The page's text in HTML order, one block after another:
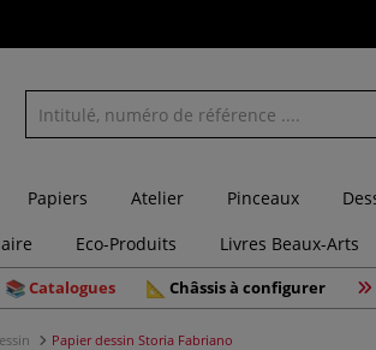
Papiers Atelier Pinceaux
Eco-Produits Livres Beaux-Arts
Catalogues Châssis à configurer
Papier dessin Storia Fabriano